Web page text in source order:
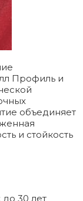
Профиль и
объединяет
и стойкость
30 лет